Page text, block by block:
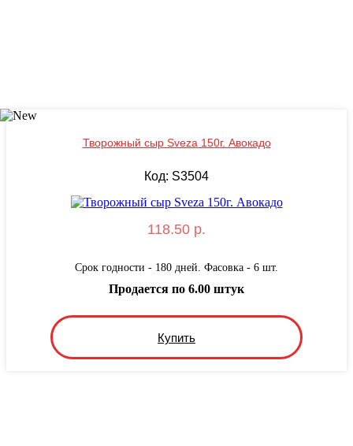
Творожный сыр Sveza 150г. Авокадо
Код: S3504
118.50 р.
Срок годности - 180 дней. Фасовка - 6 шт.
Купить
Продается по 6.00 штук